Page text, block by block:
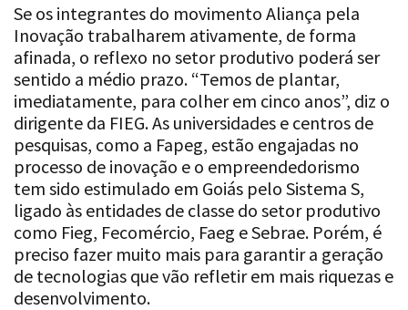
Se os integrantes do movimento Aliança pela
Inovação trabalharem ativamente, de forma
afinada, o reflexo no setor produtivo poderá ser
sentido a médio prazo. “Temos de plantar,
imediatamente, para colher em cinco anos”, diz o
dirigente da FIEG. As universidades e centros de
pesquisas, como a Fapeg, estão engajadas no
processo de inovação e o empreendedorismo
tem sido estimulado em Goiás pelo Sistema S,
ligado às entidades de classe do setor produtivo
como Fieg, Fecomércio, Faeg e Sebrae. Porém, é
preciso fazer muito mais para garantir a geração
de tecnologias que vão refletir em mais riquezas e
desenvolvimento.